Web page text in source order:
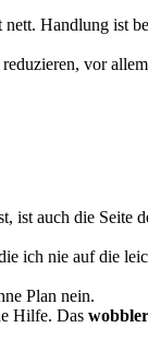
Handlung ist
vor
ist auch die Seite
ich nie auf die
Plan nein.
Hilfe. Das